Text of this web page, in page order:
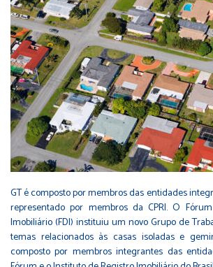
GT é composto por membros das entidades
representado por membros da CPRI. O
Imobiliário (FDI) instituiu um novo Grupo de
temas relacionados às casas isoladas e
composto por membros integrantes das